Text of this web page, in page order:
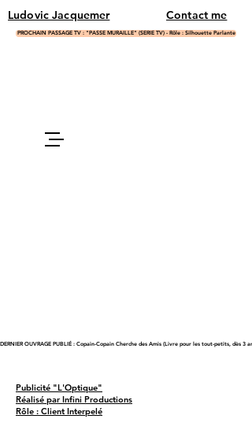
Ludovic Jacquemer Contact me
Publicité "L'Optique"
Réalisé par Infini Productions
Rôle : Client Interpelé
PROCHAIN PASSAGE TV : "PASSE MURAILLE" (SERIE TV) - Rôle : Silhouette Parlante
DERNIER OUVRAGE PUBLIÉ : Copain-Copain Cherche des Amis (Livre pour les tout-petits, dès 3